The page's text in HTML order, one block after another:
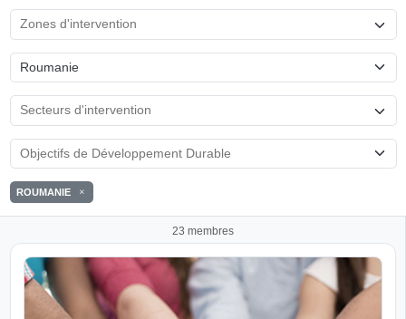
Roumanie
ROUMANIE
23 membres